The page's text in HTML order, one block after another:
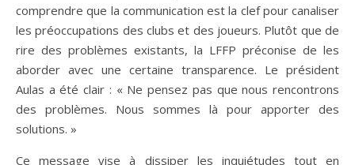
comprendre que la communication est la clef pour canaliser
les préoccupations des clubs et des joueurs. Plutôt que de
rire des problèmes existants, la LFFP préconise de les
aborder avec une certaine transparence. Le président
Aulas a été clair : « Ne pensez pas que nous rencontrons
des problèmes. Nous sommes là pour apporter des
solutions. »
Ce message vise à dissiper les inquiétudes tout en